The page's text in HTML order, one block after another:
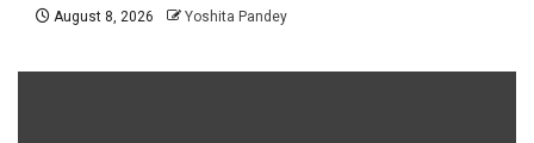
August 8, 2026 Yoshita Pandey